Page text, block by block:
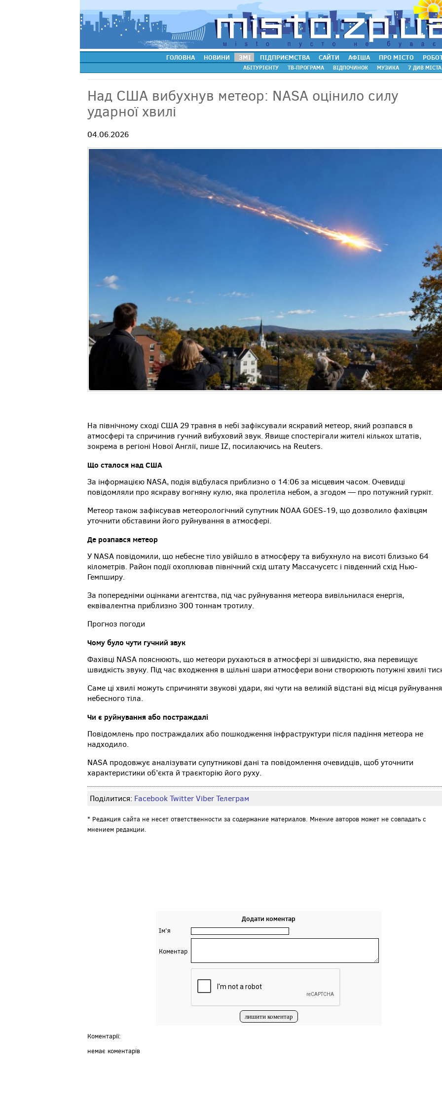
ГОЛОВНА НОВИНИ ЗМІ ПІДПРИЄМСТВА САЙТИ АФІША ПРО МІСТО
АБІТУРІЄНТУ ТВ-ПРОГРАМА ВІДПОЧИНОК МУЗИКА 7 ДИВ МІСТА
Над США вибухнув метеор: NASA оцінило силу
ударної хвилі
04.06.2026
На північному сході США 29 травня в небі зафіксували яскравий метеор, який розпався в
атмосфері та спричинив гучний вибуховий звук. Явище спостерігали жителі кількох штатів,
зокрема в регіоні Нової Англії, пише IZ, посилаючись на Reuters.
Що сталося над США
За інформацією NASA, подія відбулася приблизно о 14:06 за місцевим часом. Очевидці
повідомляли про яскраву вогняну кулю, яка пролетіла небом, а згодом — про потужний гуркіт.
Метеор також зафіксував метеорологічний супутник NOAA GOES-19, що дозволило фахівцям
уточнити обставини його руйнування в атмосфері.
Де розпався метеор
У NASA повідомили, що небесне тіло увійшло в атмосферу та вибухнуло на висоті близько 64
кілометрів. Район події охоплював північний схід штату Массачусетс і південний схід Нью-
Гемпширу.
За попередніми оцінками агентства, під час руйнування метеора вивільнилася енергія,
еквівалентна приблизно 300 тоннам тротилу.
Прогноз погоди
Чому було чути гучний звук
Фахівці NASA пояснюють, що метеори рухаються в атмосфері зі швидкістю, яка перевищує
швидкість звуку. Під час входження в щільні шари атмосфери вони створюють потужні хвилі
Саме ці хвилі можуть спричиняти звукові удари, які чути на великій відстані від місця руйнування
небесного тіла.
Чи є руйнування або постраждалі
Повідомлень про постраждалих або пошкодження інфраструктури після падіння метеора не
надходило.
NASA продовжує аналізувати супутникові дані та повідомлення очевидців, щоб уточнити
характеристики об’єкта й траєкторію його руху.
Поділитися: FacebookTwitterViberТелеграм
* Редакция сайта не несет ответственности за содержание материалов. Мнение авторов может не совпадать с
мнением редакции.
Додати коментар
Ім'я
Коментар
Коментарії:
немає коментарів